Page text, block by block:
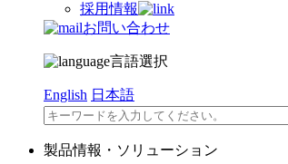
採用情報
お問い合わせ
言語選択
English 日本語
製品情報・ソリューション